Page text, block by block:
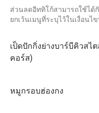
ส่วนลดอีททิโก้สามารถใช้ได้
ยกเว้นเมนูที่ระบุไว้ในเงื่อนไ
เป็ดปักกิ่งย่างบาร์บีคิวสไ
คอร์ส)
หมูกรอบฮ่องกง